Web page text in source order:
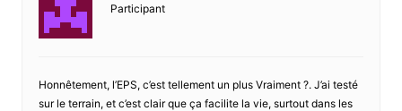
Participant
Honnêtement, l’EPS, c’est tellement un plus Vraiment ?. J’ai testé
sur le terrain, et c’est clair que ça facilite la vie, surtout dans les